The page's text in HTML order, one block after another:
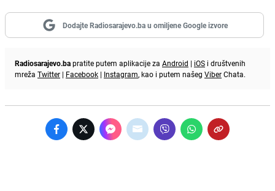
Dodajte Radiosarajevo.ba u omiljene Google izvore
Radiosarajevo.bapratite putem aplikacije za Android | iOS i društvenih
mreža Twitter | Facebook | Instagram, kao i putem našeg ViberChata.